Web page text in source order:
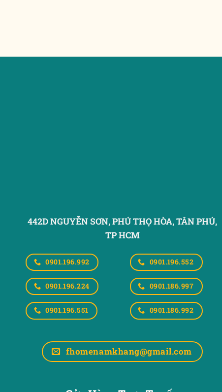
442D NGUYỄN SƠN, PHÚ THỌ HÒA,TÂN PHÚ,
TP HCM
0901.196.992
0901.196.224
0901.196.551
0901.196.552
0901.186.997
0901.186.992
fhomenamkhang@gmail.com